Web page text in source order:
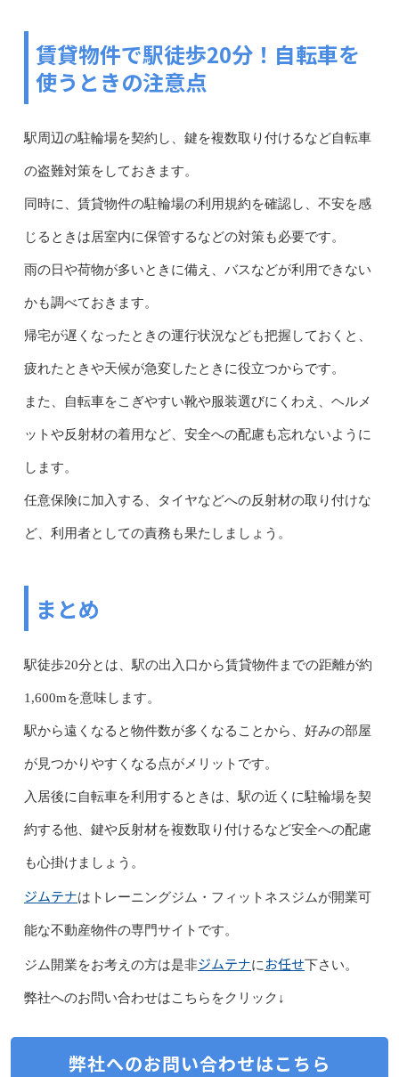
賃貸物件で駅徒歩20分！自転車を
使うときの注意点
駅周辺の駐輪場を契約し、鍵を複数取り付けるなど自転車
の盗難対策をしておきます。
同時に、賃貸物件の駐輪場の利用規約を確認し、不安を感
じるときは居室内に保管するなどの対策も必要です。
雨の日や荷物が多いときに備え、バスなどが利用できない
かも調べておきます。
帰宅が遅くなったときの運行状況なども把握しておくと、
疲れたときや天候が急変したときに役立つからです。
また、自転車をこぎやすい靴や服装選びにくわえ、ヘルメ
ットや反射材の着用など、安全への配慮も忘れないように
します。
任意保険に加入する、タイヤなどへの反射材の取り付けな
ど、利用者としての責務も果たしましょう。
まとめ
駅徒歩20分とは、駅の出入口から賃貸物件までの距離が約
1,600mを意味します。
駅から遠くなると物件数が多くなることから、好みの部屋
が見つかりやすくなる点がメリットです。
入居後に自転車を利用するときは、駅の近くに駐輪場を契
約する他、鍵や反射材を複数取り付けるなど安全への配慮
も心掛けましょう。
ジムテナはトレーニングジム・フィットネスジムが開業可
能な不動産物件の専門サイトです。
ジム開業をお考えの方は是非ジムテナに お任せ下さい。
弊社へのお問い合わせはこちらをクリック↓
弊社へのお問い合わせはこちら